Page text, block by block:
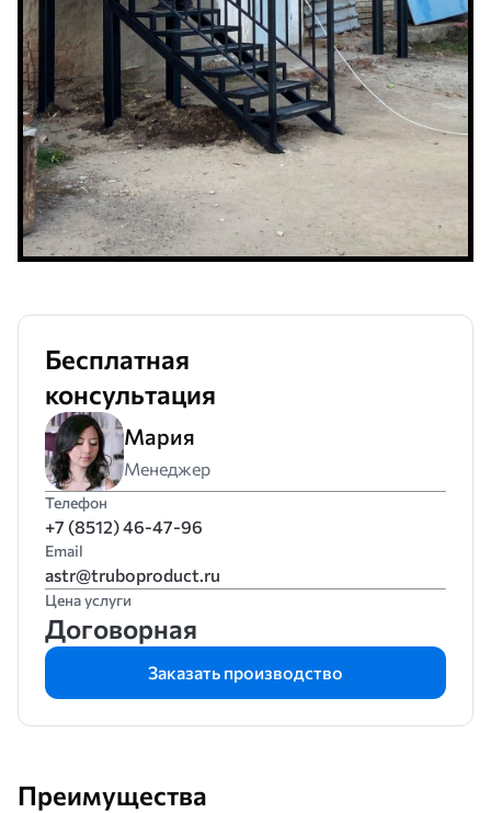
Бесплатная
консультация
Мария
Менеджер
Телефон
+7 (8512) 46-47-96
Email
astr@truboproduct.ru
Цена услуги
Договорная
Заказать производство
Преимущества